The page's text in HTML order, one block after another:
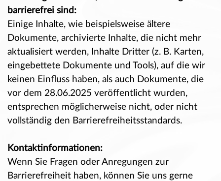
barrierefrei sind:
Einige Inhalte, wie beispielsweise ältere
Dokumente, archivierte Inhalte, die nicht mehr
aktualisiert werden, I nhalte Dritter (z. B. Karten,
eingebettete Dokumente und Tools), auf die wir
keinen Einfluss haben, als auch Dokumente, die
vor dem 28.06.2025 veröffentlicht wurden,
entsprechen möglicherweise nicht, oder nicht
vollständig den Barrierefreiheitsstandards.
Kontaktinformationen:
Wenn Sie Fragen oder Anregungen zur
Barrierefreiheit haben, können Sie uns gerne